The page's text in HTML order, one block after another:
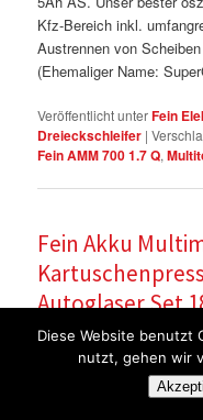
Kfz-Bereich inkl.
Austrennen von
(Ehemaliger Name:
Veröffentlicht unterFein
Dreieckschleifer |
Fein AMM 700 1.7 Q,
Fein Akku
Autoglaser Set
Veröffentlicht am Montag,
Fein Akku Multimaster
Kartuschenpresse AKP
Diese Website benutzt
nutzt, gehen wir